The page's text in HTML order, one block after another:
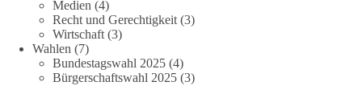
Medien (4)
Recht und Gerechtigkeit (3)
Wirtschaft (3)
Wahlen (7)
Bundestagswahl 2025 (4)
Bürgerschaftswahl 2025 (3)